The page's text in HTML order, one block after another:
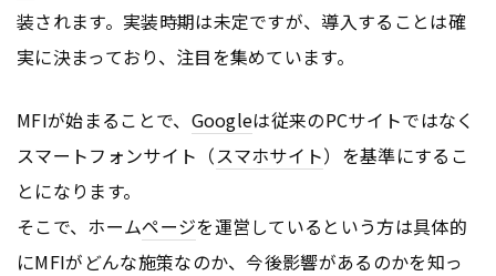
装されます。実装時期は未定ですが、導入することは確
実に決まっており、注目を集めています。
MFIが始まることで、 Googleは従来のPCサイトではなく
スマートフォンサイト（スマホサイト）を基準にするこ
とになります。
そこで、ホームページを運営しているという方は具体的
にMFIがどんな施策なのか、今後影響があるのかを知っ